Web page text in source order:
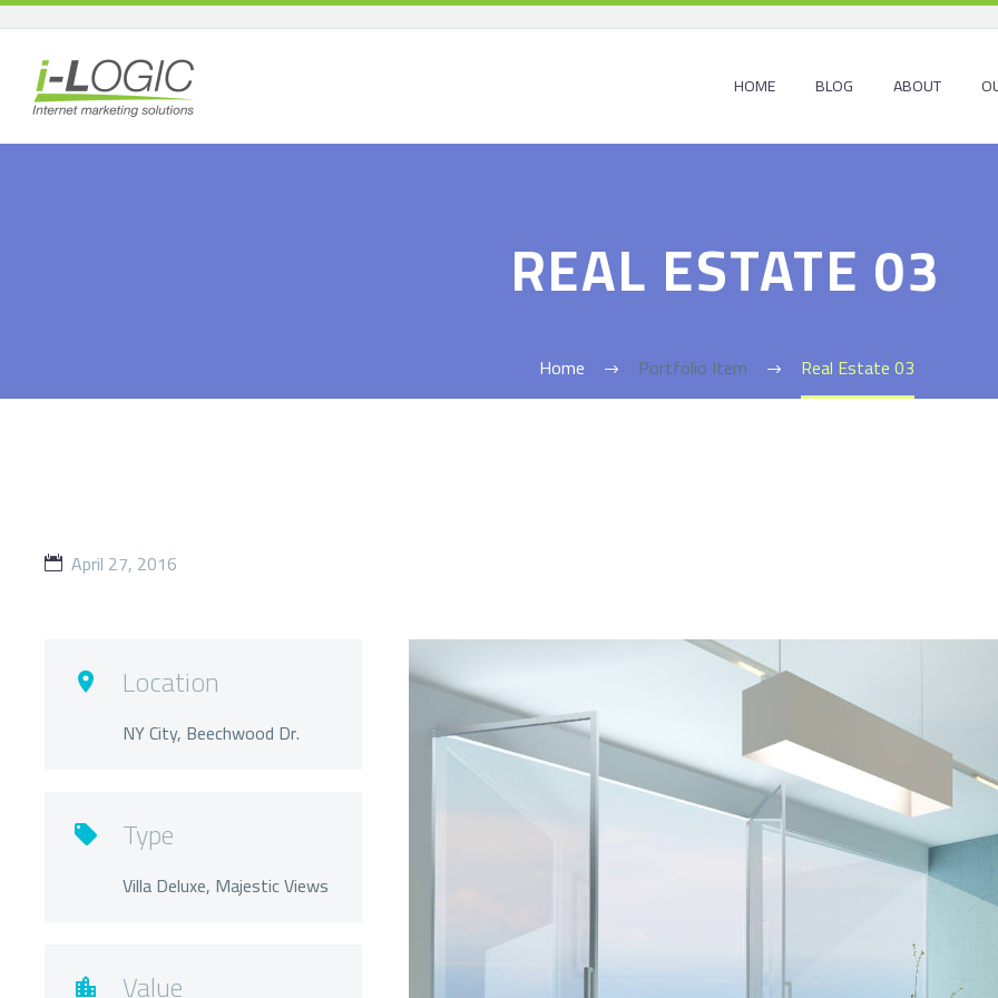
HOME BLOG ABOUT
REAL ESTATE 03
Home Portfolio Item Real Estate 03
April 27, 2016
 Location
NY City, Beechwood Dr.
 Type
Villa Deluxe, Majestic Views
 Value